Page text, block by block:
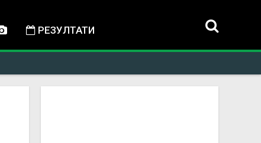
РЕЗУЛТАТИ